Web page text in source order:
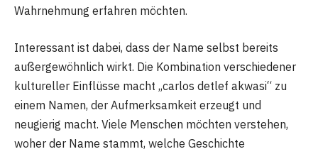
Wahrnehmung erfahren möchten.
Interessant ist dabei, dass der Name selbst bereits
außergewöhnlich wirkt. Die Kombination verschiedener
kultureller Einflüsse macht „carlos detlef akwasi“ zu
einem Namen, der Aufmerksamkeit erzeugt und
neugierig macht. Viele Menschen möchten verstehen,
woher der Name stammt, welche Geschichte